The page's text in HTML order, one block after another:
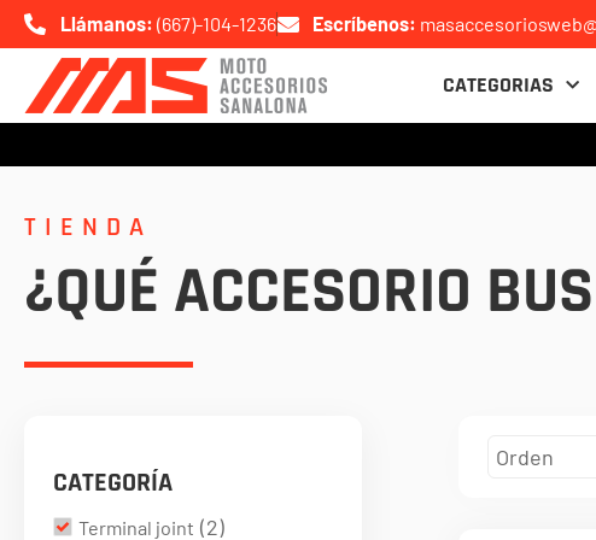
contenido
Llámanos: (667)-104-1236 Escríbenos:
CATEGORIAS
TIENDA
¿QUÉ ACCESORIO
CATEGORÍA
Terminal joint (2)